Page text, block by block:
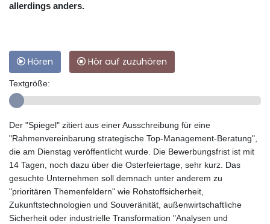
allerdings anders.
Hören Hör auf zuzuhören
Textgröße:
Der "Spiegel" zitiert aus einer Ausschreibung für eine
"Rahmenvereinbarung strategische Top-Management-Beratung",
die am Dienstag veröffentlicht wurde. Die Bewerbungsfrist ist mit
14 Tagen, noch dazu über die Osterfeiertage, sehr kurz. Das
gesuchte Unternehmen soll demnach unter anderem zu
"prioritären Themenfeldern" wie Rohstoffsicherheit,
Zukunftstechnologien und Souveränität, außenwirtschaftliche
Sicherheit oder industrielle Transformation "Analysen und